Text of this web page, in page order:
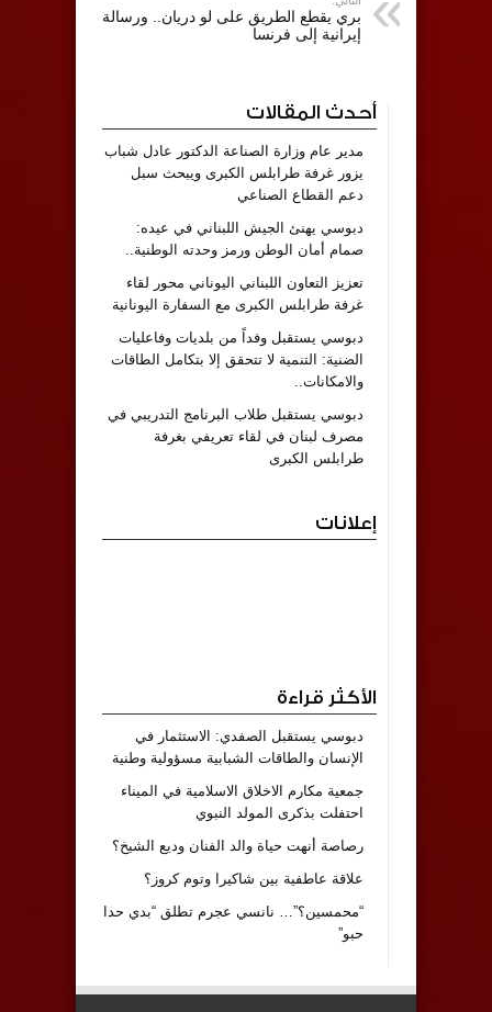
بري يقطع الطريق على لو دريان.. ورسالة
إيرانية إلى فرنسا
أحدث المقالات
مدير عام وزارة الصناعة الدكتور عادل شباب
يزور غرفة طرابلس الكبرى ويبحث سبل
دعم القطاع الصناعي
دبوسي يهنئ الجيش اللبناني في عيده:
صمام أمان الوطن ورمز وحدته الوطنية..
تعزيز التعاون اللبناني اليوناني محور لقاء
غرفة طرابلس الكبرى مع السفارة اليونانية
دبوسي يستقبل وفداً من بلديات وفاعليات
الضنية: التنمية لا تتحقق إلا بتكامل الطاقات
والامكانات..
دبوسي يستقبل طلاب البرنامج التدريبي في
مصرف لبنان في لقاء تعريفي بغرفة
طرابلس الكبرى
إعلانات
الأكثر قراءة
دبوسي يستقبل الصفدي: الاستثمار في
الإنسان والطاقات الشبابية مسؤولية وطنية
جمعية مكارم الاخلاق الاسلامية في الميناء
احتفلت بذكرى المولد النبوي
رصاصة أنهت حياة والد الفنان وديع الشيخ؟
علاقة عاطفية بين شاكيرا وتوم كروز؟
“محمسين؟”… نانسي عجرم تطلق “بدي حدا
حبو”